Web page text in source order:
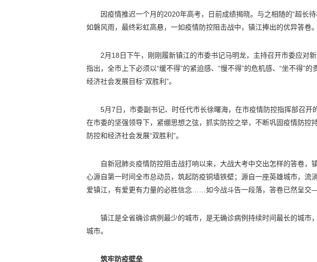
因疫情推迟一个月的2020年高考，日前成绩揭晓。与之相随的“超长
如磐风雨，最终彩虹高悬，一如疫情防控阻击战中，镇江捧出的优异答卷。
2月18日下午，刚刚履新镇江的市委书记马明龙，主持召开市委应对
指出，全市上下必须以“缓不得”的紧迫感、“慢不得”的危机感、“坐不得”
经济社会发展目标“双胜利”。
5月7日，市委副书记、时任代市长徐曙海，在市疫情防控指挥部召开
在市委的坚强领导下，紧绷思想之弦，抓实防控之举，不断巩固疫情防控
防控和经济社会发展“双胜利”。
自新冠肺炎疫情防控阻击战打响以来，大战大考中交出怎样的答卷，
心源自第一时间全市总动员，筑起防疫铜墙铁壁；源自一座英雄城市，流
爱镇江，有爱更有力量的必胜信念……如今战斗告一段落，答卷已然呈
镇江是全省确诊病例最少的城市，是无确诊病例持续时间最长的城市
城市。
筑牢防疫壁垒